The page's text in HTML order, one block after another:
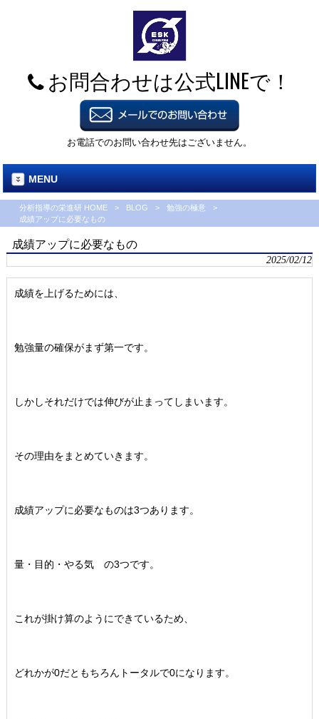
お問合わせは公式LINEで！
お電話でのお問い合わせ先はございません。
MENU
分析指導の栄進研 HOME > BLOG > 勉強の極意
>
成績アップに必要なもの
成績アップに必要なもの
2025/02/12
成績を上げるためには、
勉強量の確保がまず第一です。
しかしそれだけでは伸びが止まってしまいます。
その理由をまとめていきます。
成績アップに必要なものは3つあります。
量・目的・やる気 の3つです。
これが掛け算のようにできているため、
どれかが0だともちろんトータルで0になります。